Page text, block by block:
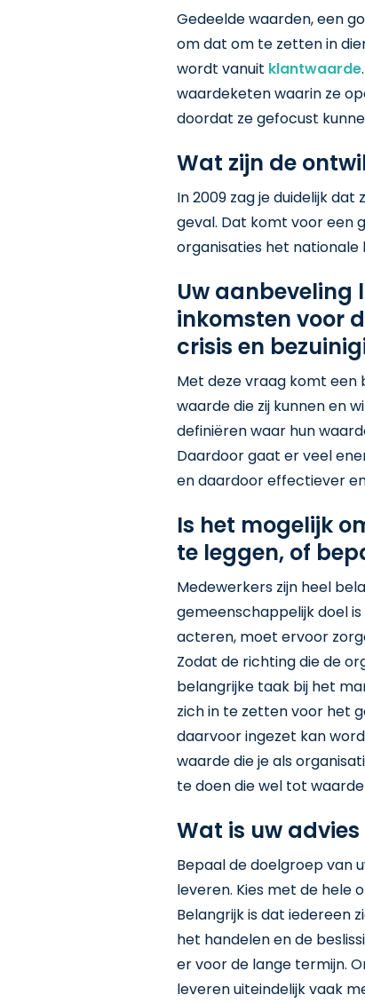
Gedeelde waarden, een
om dat om te zetten in
wordt vanuit klantwaarde
waardeketen waarin ze
doordat ze gefocust
Wat zijn de
In 2009 zag je duidelijk
geval. Dat komt voor een
organisaties het nationale
Uw aanbeveling
inkomsten voor
crisis en
Met deze vraag komt een
waarde die zij kunnen en
definiëren waar hun
Daardoor gaat er veel
en daardoor effectiever
Is het mogelijk
te leggen, of
Medewerkers zijn heel
gemeenschappelijk doel
acteren, moet ervoor
Zodat de richting die de
belangrijke taak bij het
zich in te zetten voor het
daarvoor ingezet kan
waarde die je als
te doen die wel tot
Wat is uw
Bepaal de doelgroep van
leveren. Kies met de hele
Belangrijk is dat iedereen
het handelen en de
er voor de lange termijn.
leveren uiteindelijk vaak